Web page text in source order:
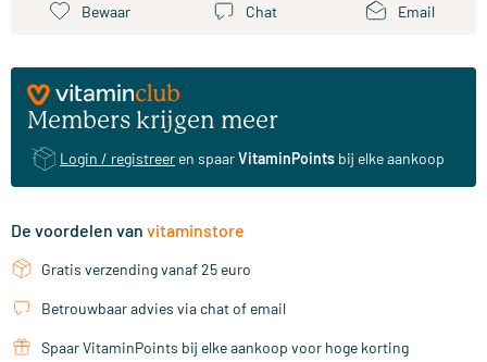
Bewaar Chat Email
Members krijgen meer
Login / registreer en spaarVitaminPoints bij elke aankoop
De voordelen van vitaminstore
Gratis verzending vanaf 25 euro
Betrouwbaar advies via chat of email
Spaar VitaminPoints bij elke aankoop voor hoge korting